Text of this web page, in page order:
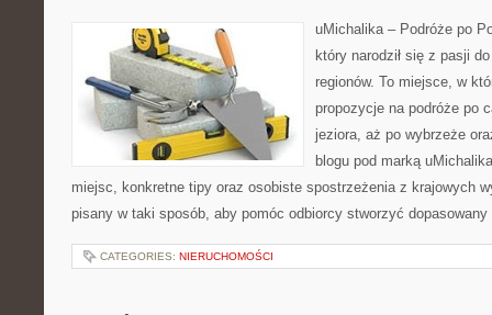
uMichalika – Podróże po
który narodził się z pasji
regionów. To miejsce, w
propozycje na podróże po
jeziora, aż po wybrzeże
blogu pod marką
miejsc, konkretne tipy oraz osobiste spostrzeżenia z krajowych
pisany w taki sposób, aby pomóc odbiorcy stworzyć
CATEGORIES: NIERUCHOMOŚCI